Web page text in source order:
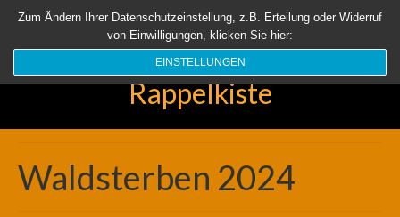
Startseite Aktuell Über uns Unsere Rappelkiste Länder
Suchen
Rappelkiste
Waldsterben 2024
Zum Ändern Ihrer Datenschutzeinstellung, z.B. Erteilung oder Widerruf
von Einwilligungen, klicken Sie hier:
EINSTELLUNGEN